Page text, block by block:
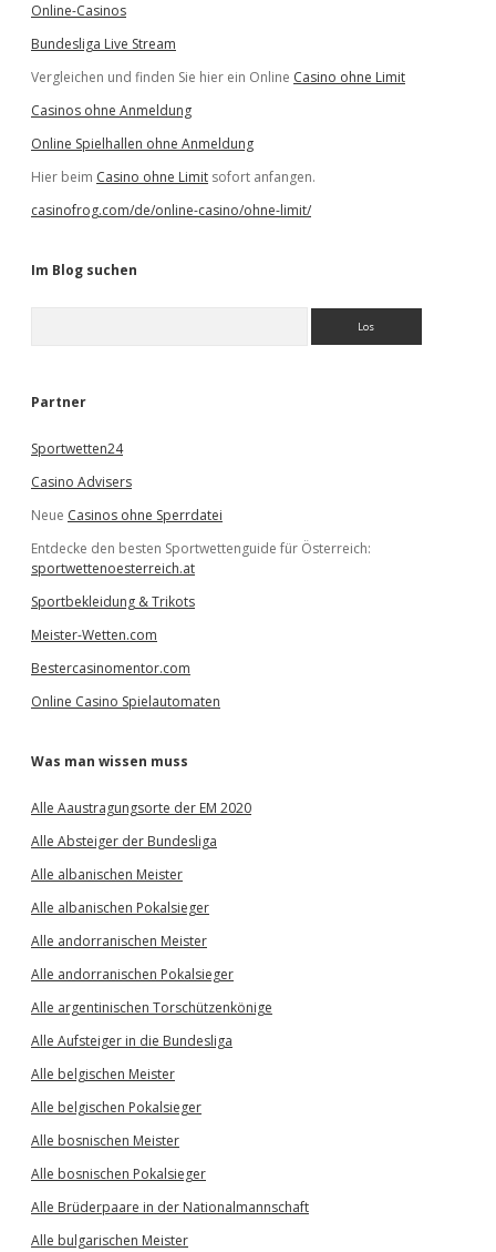
Online-Casinos
Bundesliga Live Stream
Vergleichen und finden Sie hier ein Online Casino ohne Limit
Casinos ohne Anmeldung
Online Spielhallen ohne Anmeldung
Hier beim Casino ohne Limit sofort anfangen.
casinofrog.com/de/online-casino/ohne-limit/
Im Blog suchen
e
Partner
Sportwetten24
Casino Advisers
Neue Casinos ohne Sperrdatei
Entdecke den besten Sportwettenguide für Österreich:
sportwettenoesterreich.at
Sportbekleidung & Trikots
Meister-Wetten.com
Bestercasinomentor.com
Online Casino Spielautomaten
Was man wissen muss
Alle Aaustragungsorte der EM 2020
Alle Absteiger der Bundesliga
Alle albanischen Meister
Alle albanischen Pokalsieger
Alle andorranischen Meister
Alle andorranischen Pokalsieger
Alle argentinischen Torschützenkönige
Alle Aufsteiger in die Bundesliga
Alle belgischen Meister
Alle belgischen Pokalsieger
Alle bosnischen Meister
Alle bosnischen Pokalsieger
Alle Brüderpaare in der Nationalmannschaft
Alle bulgarischen Meister